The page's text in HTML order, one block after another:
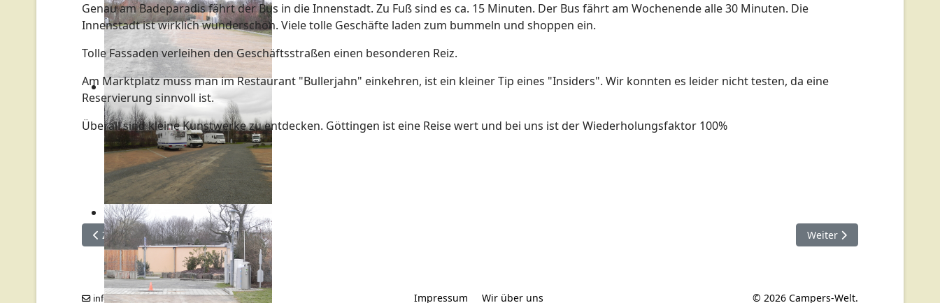
Genau am Badeparadis fährt der Bus in die Innenstadt. Zu Fuß sind es ca. 15 Minuten. Der Bus fährt am Wochenende alle 30 Minuten. Die
Innenstadt ist wirklich wunderschön. Viele tolle Geschäfte laden zum bummeln und shoppen ein.
Tolle Fassaden verleihen den Geschäftsstraßen einen besonderen Reiz.
Am Marktplatz muss man im Restaurant "Bullerjahn" einkehren, ist ein kleiner Tip eines "Insiders". Wir konnten es leider nicht testen, da eine
Reservierung sinnvoll ist.
Überall sind kleine Kunstwerke zu entdecken. Göttingen ist eine Reise wert und bei uns ist der Wiederholungsfaktor 100%
Vorheriger Beitrag: Hameln 2012
Zurück Nächster Beitrag:
Weiter
info@campers-welt.de Impressum Wir über uns © 2026 Campers-Welt.